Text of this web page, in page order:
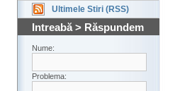
Ultimele Stiri (RSS)
Intreabă > Răspundem
Nume:
Problema: